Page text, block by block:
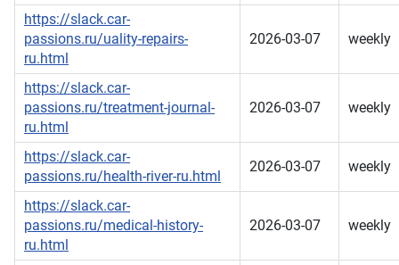
https://slack.car-
passions.ru/uality-repairs-
ru.html
2026-03-07 weekly
https://slack.car-
passions.ru/treatment-journal-
ru.html
2026-03-07 weekly
https://slack.car-
passions.ru/health-river-ru.html
2026-03-07 weekly
https://slack.car-
passions.ru/medical-history-
ru.html
2026-03-07 weekly